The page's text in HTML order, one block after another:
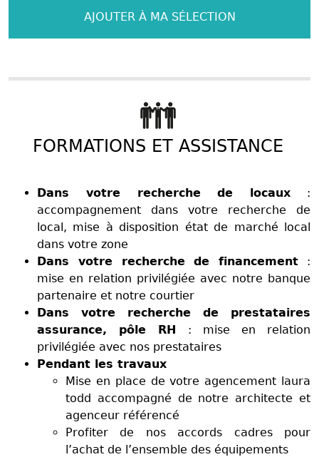
AJOUTER À MA SÉLECTION
FORMATIONS ET ASSISTANCE
Dans votre recherche de locaux :
accompagnement dans votre recherche de
local, mise à disposition état de marché local
dans votre zone
Dans votre recherche de financement :
mise en relation privilégiée avec notre banque
partenaire et notre courtier
Dans votre recherche de prestataires
assurance, pôle RH : mise en relation
privilégiée avec nos prestataires
Pendant les travaux
Mise en place de votre agencement laura
todd accompagné de notre architecte et
agenceur référencé
Profiter de nos accords cadres pour
l’achat de l’ensemble des équipements